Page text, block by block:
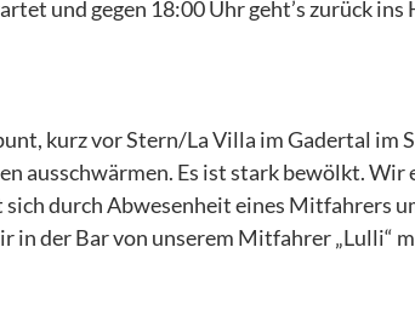
und gegen 18:00 Uhr geht’s zurück
kurz vor Stern/La Villa im Gadertal im
ausschwärmen. Es ist stark bewölkt.
durch Abwesenheit eines Mitfahrers
in der Bar von unserem Mitfahrer „Lulli“